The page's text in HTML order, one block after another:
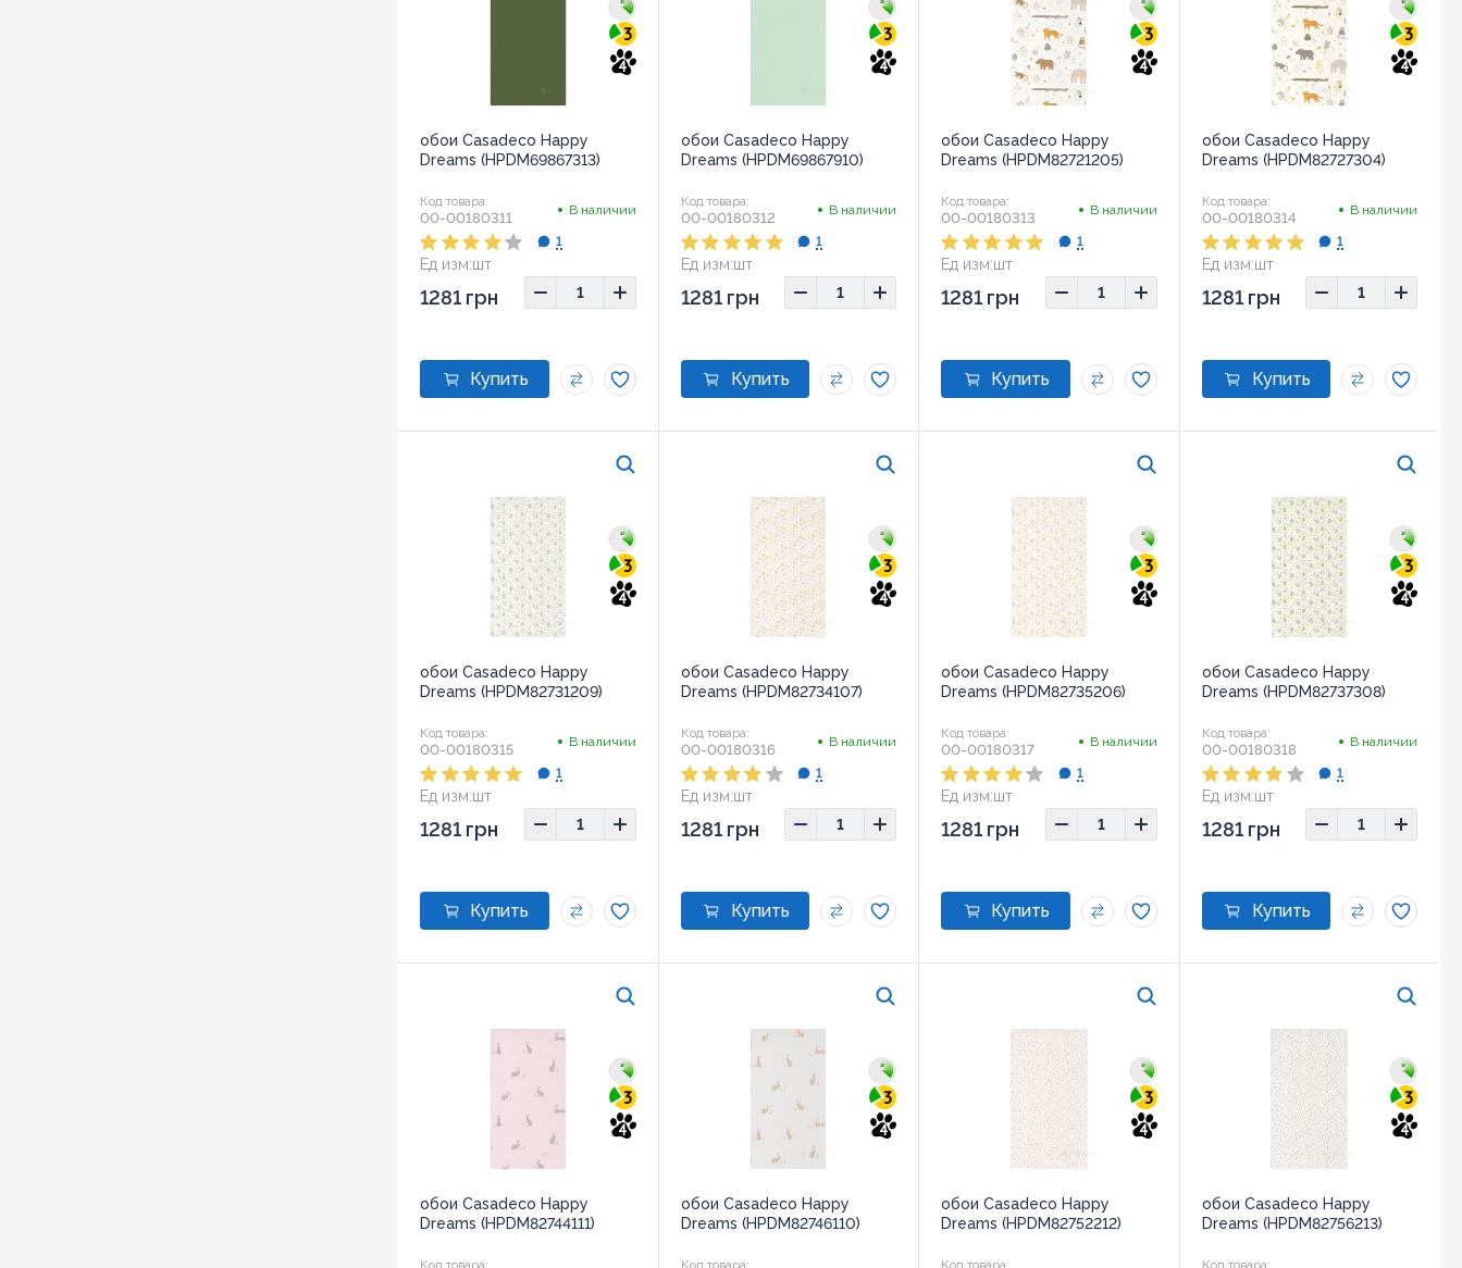
3
4
обои Casadeco Happy
Dreams (HPDM69867313)
Код товара:
00-00180311 В наличии
Ед изм:шт
1
1281 грн
3
4
обои Casadeco Happy
Dreams (HPDM69867910)
Код товара:
00-00180312 В наличии
Ед изм:шт
1
1281 грн
3
4
обои Casadeco Happy
Dreams (HPDM82721205)
Код товара:
00-00180313 В наличии
Ед изм:шт
1
1281 грн
3
4
обои Casadeco Happy
Dreams (HPDM82727304)
Код товара:
00-00180314 В наличии
Ед изм:шт
1
1281 грн
3
4
обои Casadeco Happy
Dreams (HPDM82731209)
Код товара:
00-00180315 В наличии
Ед изм:шт
1
1281 грн
3
4
обои Casadeco Happy
Dreams (HPDM82734107)
Код товара:
00-00180316 В наличии
Ед изм:шт
1
1281 грн
3
4
обои Casadeco Happy
Dreams (HPDM82735206)
Код товара:
00-00180317 В наличии
Ед изм:шт
1
1281 грн
3
4
обои Casadeco Happy
Dreams (HPDM82737308)
Код товара:
00-00180318 В наличии
Ед изм:шт
1
1281 грн
3
4
обои Casadeco Happy
Dreams (HPDM82744111)
Код товара:
3
4
обои Casadeco Happy
Dreams (HPDM82746110)
Код товара:
3
4
обои Casadeco Happy
Dreams (HPDM82752212)
Код товара:
3
4
обои Casadeco Happy
Dreams (HPDM82756213)
Код товара: